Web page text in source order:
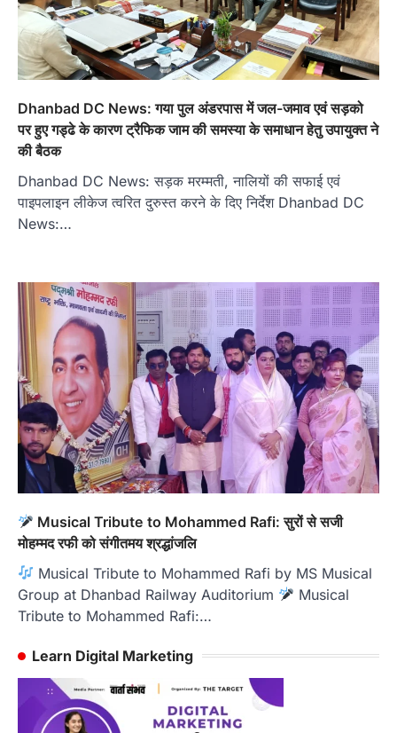
Dhanbad DC News: गया पुल अंडरपास में जल-जमाव एवं सड़को
पर हुए गड्ढे के कारण ट्रैफिक जाम की समस्या के समाधान हेतु उपायुक्त ने
की बैठक
Dhanbad DC News: सड़क मरम्मती, नालियों की सफाई एवं
पाइपलाइन लीकेज त्वरित दुरुस्त करने के दिए निर्देश Dhanbad DC
News:…
Musical Tribute to Mohammed Rafi: सुरों से सजी
मोहम्मद रफी को संगीतमय श्रद्धांजलि
Musical Tribute to Mohammed Rafi by MS Musical
Group at Dhanbad Railway Auditorium
Musical
Tribute to Mohammed Rafi:…
Learn Digital Marketing